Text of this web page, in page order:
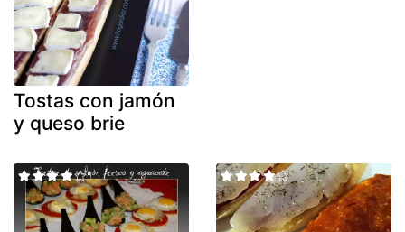
Tostas con jamón
y queso brie